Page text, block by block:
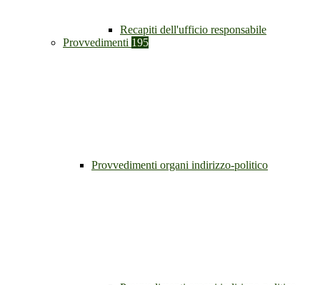
Recapiti dell'ufficio responsabile
Provvedimenti 195
Provvedimenti organi indirizzo-politico